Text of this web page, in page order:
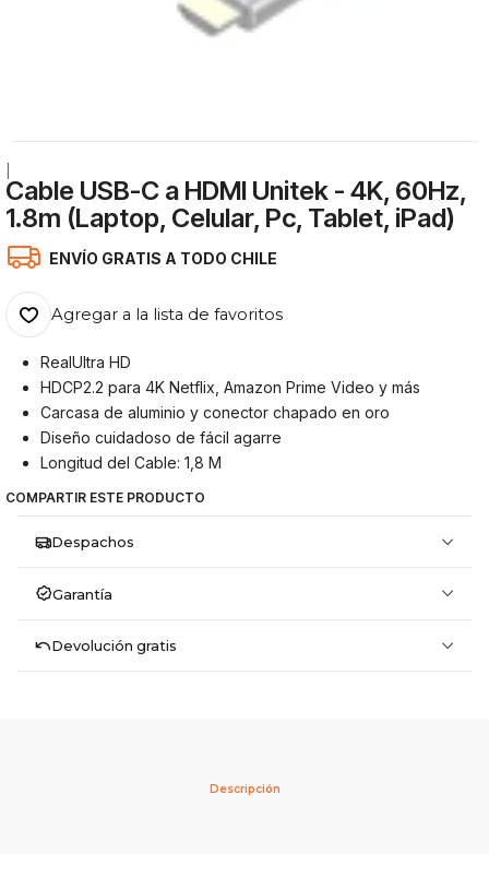
Cable USB-C a HDMI Unitek - 4K, 60Hz,
1.8m (Laptop, Celular, Pc, Tablet, iPad)
ENVÍO GRATIS A TODO CHILE
Agregar a la lista de favoritos
RealUltra HD
HDCP2.2 para 4K Netflix, Amazon Prime Video y más
Carcasa de aluminio y conector chapado en oro
Diseño cuidadoso de fácil agarre
Longitud del Cable: 1,8 M
COMPARTIR ESTE PRODUCTO
Despachos
Garantía
Devolución gratis
Descripción